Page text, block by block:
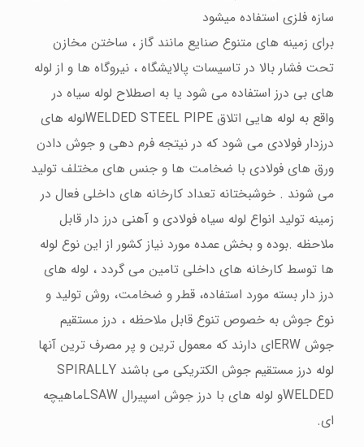
سازه فلزی استفاده میشود
برای زمینه های متنوع صنایع مانند گاز ، ساختن مخازن
تحت فشار بالا در تاسیسات پالایشگاه ، نیروگاه ها و از لوله
های بی درز استفاده می شود یا به اصطلاح لوله سیاه در
واقع به لوله هایی اتلاق WELDED STEEL PIPEلوله های
درزدار فولادی می شود که در نیتجه فرم دهی و جوش دادن
ورق های فولادی با ضخامت ها و جنس های مختلف تولید
می شوند . خوشبختانه تعداد کارخانه های داخلی فعال در
زمینه تولید انواع لوله سیاه فولادی و آهنی درز دار قابل
ملاحظه .بوده و بخش عمده مورد نیاز کشور از این نوع لوله
ها توسط کارخانه های داخلی تامین می گردد ، لوله های
درز دار بسته مورد استفاده، قطر و ضخامت، روش تولید و
نوع جوش به خصوص تنوع قابل ملاحظه ، درز مستقیم
جوش ERWای دارند که معمول ترین و پر مصرف ترین آنها
لوله درز مستقیم جوش الکتریکی می باشند SPIRALLY
WELDEDو لوله های با درز جوش اسپیرال LSAWماهیچه
ای.